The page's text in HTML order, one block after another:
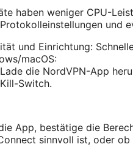
haben weniger CPU-
und
und Einrichtung:
macOS:
Lade die NordVPN-App
Kill-Switch.
App, bestätige die
sinnvoll ist, oder